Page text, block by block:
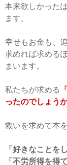
本来欲しかった
ます。
幸せもお金も、
求めれば求める
まいます。
私たちが求める
ったのでしょう
救いを求めて本
「好きなことを
「不労所得を得